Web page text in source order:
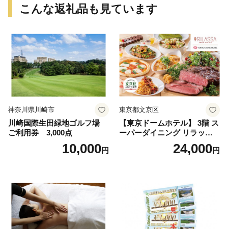
こんな返礼品も見ています
神奈川県川崎市
川崎国際生田緑地ゴルフ場
ご利用券 3,000点
10,000円
東京都文京区
【東京ドームホテル】 3階 ス
ーパーダイニング リラッサ
ランチブッフェ お食事券 大
人1名様分 関東 東京 ご利用
24,000円